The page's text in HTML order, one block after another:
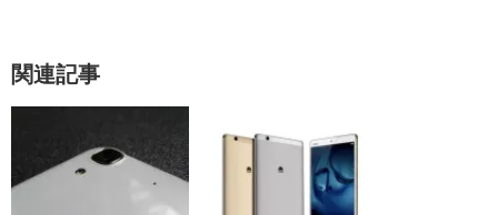
関連記事